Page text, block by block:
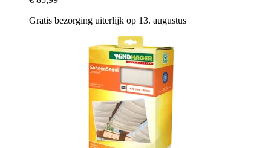
Gratis bezorging uiterlijk op 13. augustus